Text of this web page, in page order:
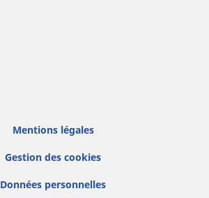
Mentions légales
Gestion des cookies
Données personnelles